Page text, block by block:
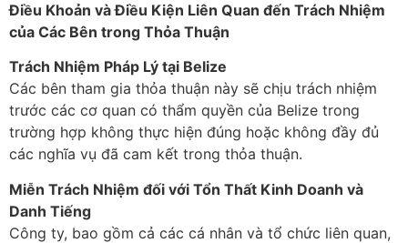
Điều Khoản và Điều Kiện Liên Quan đến Trách Nhiệm
của Các Bên trong Thỏa Thuận
Trách Nhiệm Pháp Lý tại Belize
Các bên tham gia thỏa thuận này sẽ chịu trách nhiệm
trước các cơ quan có thẩm quyền của Belize trong
trường hợp không thực hiện đúng hoặc không đầy đủ
các nghĩa vụ đã cam kết trong thỏa thuận.
Miễn Trách Nhiệm đối với Tổn Thất Kinh Doanh và
Danh Tiếng
Công ty, bao gồm cả các cá nhân và tổ chức liên quan,